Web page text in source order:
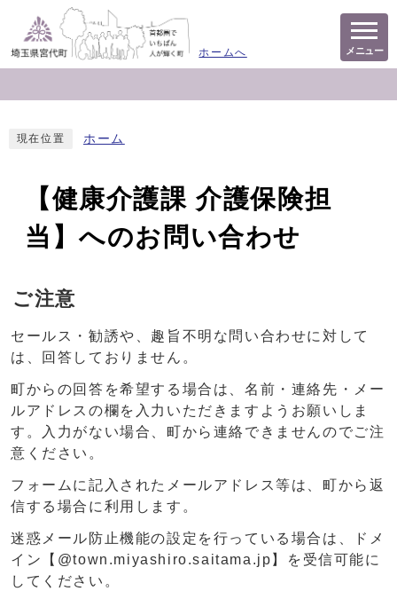
ホームへ メニュー
現在位置 ホーム
【健康介護課 介護保険担
当】へのお問い合わせ
ご注意
セールス・勧誘や、趣旨不明な問い合わせに対して
は、回答しておりません。
町からの回答を希望する場合は、名前・連絡先・メー
ルアドレスの欄を入力いただきますようお願いしま
す。入力がない場合、町から連絡できませんのでご注
意ください。
フォームに記入されたメールアドレス等は、町から返
信する場合に利用します。
迷惑メール防止機能の設定を行っている場合は、ドメ
イン【@town.miyashiro.saitama.jp】を受信可能に
してください。